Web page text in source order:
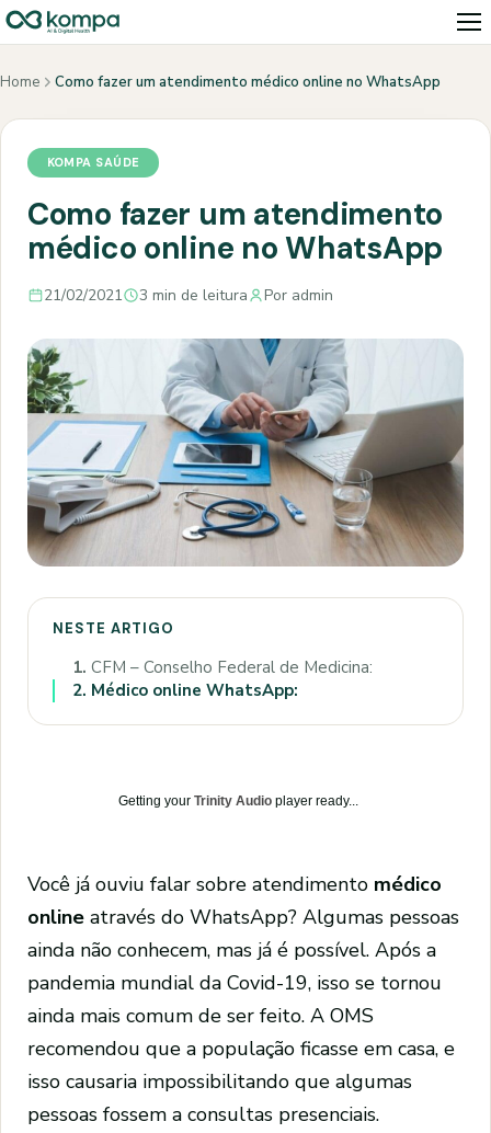
Home Como fazer um atendimento médico online no WhatsApp
KOMPA SAÚDE
Como fazer um atendimento
médico online no WhatsApp
21/02/2021 3 min de leitura Por admin
NESTE ARTIGO
1. CFM – Conselho Federal de Medicina:
2. Médico online WhatsApp:
Getting your Trinity Audio player ready...
Você já ouviu falar sobre atendimento médico
online através do WhatsApp? Algumas pessoas
ainda não conhecem, mas já é possível. Após a
pandemia mundial da Covid-19, isso se tornou
ainda mais comum de ser feito. A OMS
recomendou que a população ficasse em casa, e
isso causaria impossibilitando que algumas
pessoas fossem a consultas presenciais.